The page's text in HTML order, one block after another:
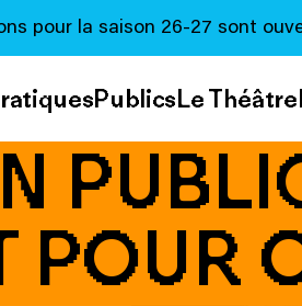
pour la saison 26-27 sont
PublicsLe Théâtre
POUR